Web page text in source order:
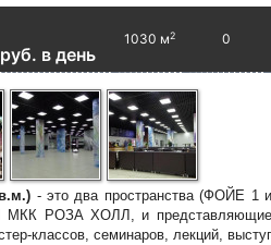
в день
1030 м2 0
- это два пространства (ФОЙЕ
РОЗА ХОЛЛ, и представляющие
классов, семинаров, лекций,